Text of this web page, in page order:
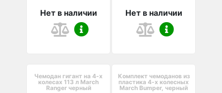
Нет в наличии Нет в наличии
Чемодан гигант на 4-х
колесах 113 л March
Ranger черный
Комплект чемоданов из
пластика 4-х колесных
March Bumper, черный